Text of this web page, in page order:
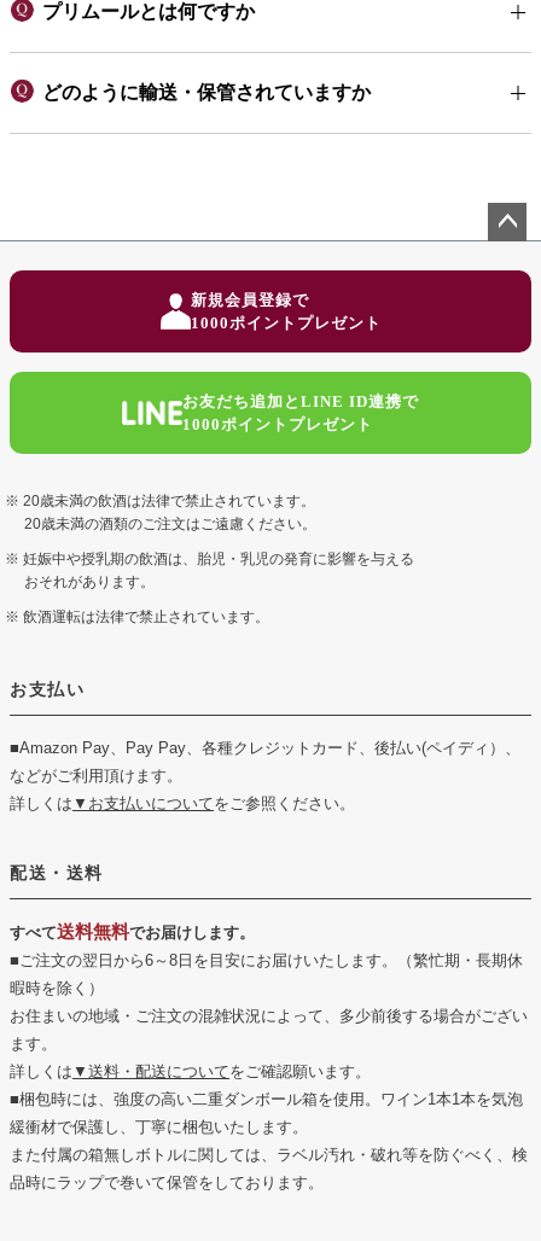
プリムールとは何ですか
どのように輸送・保管されていますか
新規会員登録で
1000ポイントプレゼント
お友だち追加とLINE ID連携で
1000ポイントプレゼント
20歳未満の飲酒は法律で禁止されています。
20歳未満の酒類のご注文はご遠慮ください。
妊娠中や授乳期の飲酒は、胎児・乳児の発育に影響を与える
おそれがあります。
飲酒運転は法律で禁止されています。
お支払い
■Amazon Pay、Pay Pay、各種クレジットカード、後払い(ペイディ）、
などがご利用頂けます。
詳しくは ▼お支払いについてをご参照ください。
配送・送料
すべて送料無料でお届けします。
■ご注文の翌日から6～8日を目安にお届けいたします。（繁忙期・長期休
暇時を除く）
お住まいの地域・ご注文の混雑状況によって、多少前後する場合がござい
ます。
詳しくは ▼送料・配送についてをご確認願います。
■梱包時には、強度の高い二重ダンボール箱を使用。ワイン1本1本を気泡
緩衝材で保護し、丁寧に梱包いたします。
また付属の箱無しボトルに関しては、ラベル汚れ・破れ等を防ぐべく、検
品時にラップで巻いて保管をしております。